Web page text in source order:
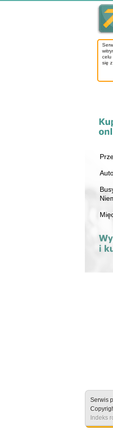
celu
się
Serwis
Indeks